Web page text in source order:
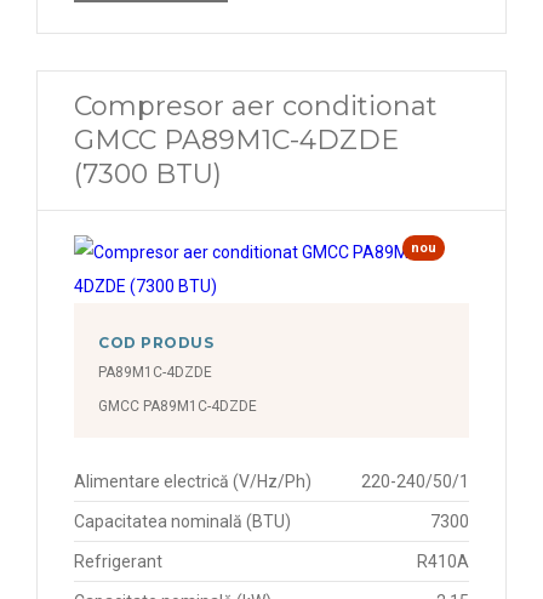
Compresor aer conditionat
GMCC PA89M1C-4DZDE
(7300 BTU)
nou
COD PRODUS
PA89M1C-4DZDE
GMCC PA89M1C-4DZDE
Alimentare electrică (V/Hz/Ph) 220-240/50/1
Capacitatea nominală (BTU) 7300
Refrigerant R410A